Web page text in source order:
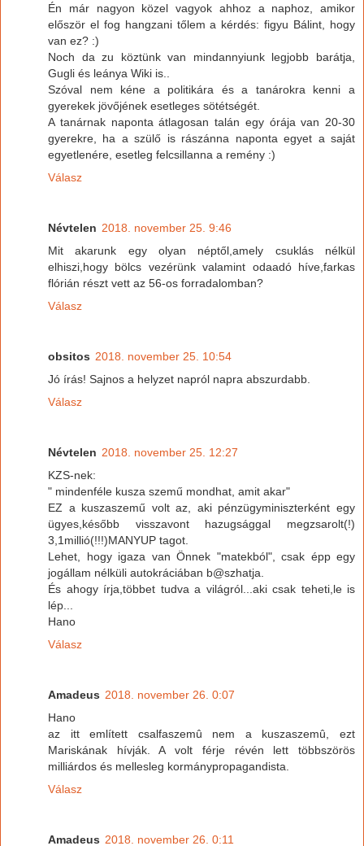
Én már nagyon közel vagyok ahhoz a naphoz, amikor
először el fog hangzani tőlem a kérdés: figyu Bálint, hogy
van ez? :)
Noch da zu köztünk van mindannyiunk legjobb barátja,
Gugli és leánya Wiki is..
Szóval nem kéne a politikára és a tanárokra kenni a
gyerekek jövőjének esetleges sötétségét.
A tanárnak naponta átlagosan talán egy órája van 20-30
gyerekre, ha a szülő is rászánna naponta egyet a saját
egyetlenére, esetleg felcsillanna a remény :)
Válasz
Névtelen 2018. november 25. 9:46
Mit akarunk egy olyan néptől,amely csuklás nélkül
elhiszi,hogy bölcs vezérünk valamint odaadó híve,farkas
flórián részt vett az 56-os forradalomban?
Válasz
obsitos 2018. november 25. 10:54
Jó írás! Sajnos a helyzet napról napra abszurdabb.
Válasz
Névtelen 2018. november 25. 12:27
KZS-nek:
" mindenféle kusza szemű mondhat, amit akar"
EZ a kuszaszemű volt az, aki pénzügyminiszterként egy
ügyes,később visszavont hazugsággal megzsarolt(!)
3,1millió(!!!)MANYUP tagot.
Lehet, hogy igaza van Önnek "matekból", csak épp egy
jogállam nélküli autokráciában b@szhatja.
És ahogy írja,többet tudva a világról...aki csak teheti,le is
lép...
Hano
Válasz
Amadeus 2018. november 26. 0:07
Hano
az itt említett csalfaszemû nem a kuszaszemû, ezt
Mariskának hívják. A volt férje révén lett többszörös
milliárdos és mellesleg kormánypropagandista.
Válasz
Amadeus 2018. november 26. 0:11